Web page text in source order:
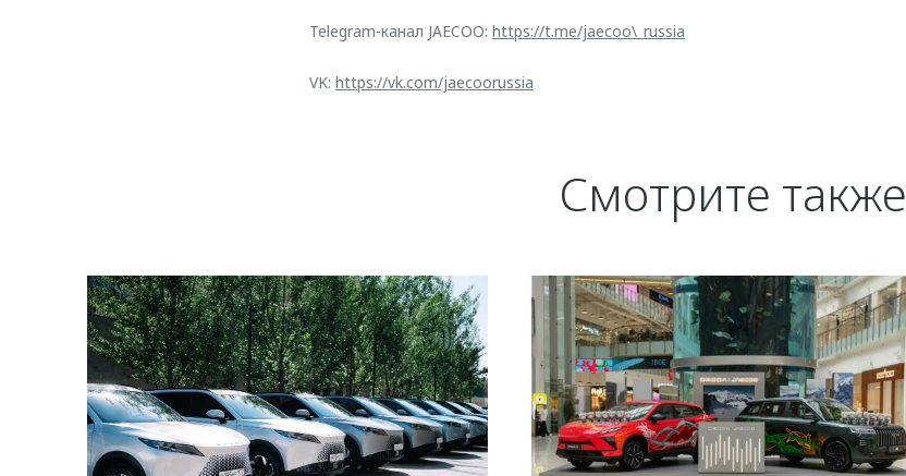
Telegram-канал JAECOO: https://t.me/jaecoo\_russia
VK: https://vk.com/jaecoorussia
Смотрите также